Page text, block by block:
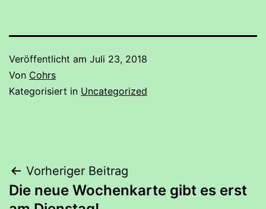
Veröffentlicht am Juli 23, 2018
Von Cohrs
Kategorisiert in Uncategorized
Beitrags-
Navigation
Vorheriger Beitrag
Die neue Wochenkarte gibt es erst